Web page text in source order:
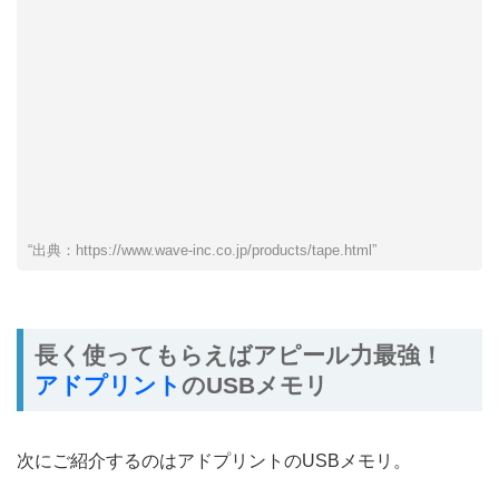
“出典：https://www.wave-inc.co.jp/products/tape.html”
長く使ってもらえばアピール力最強！
アドプリント のUSBメモリ
次にご紹介するのはアドプリントのUSBメモリ。